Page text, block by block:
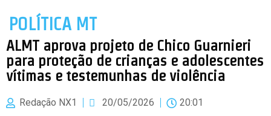
POLÍTICA MT
ALMT aprova projeto de Chico Guarnieri
para proteção de crianças e adolescentes
vítimas e testemunhas de violência
Redação NX1 20/05/2026 20:01